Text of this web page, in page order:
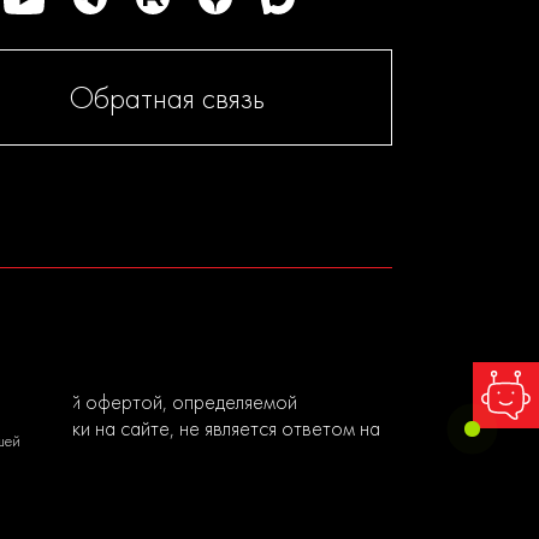
Обратная связь
офертой, определяемой
на сайте, не является ответом на